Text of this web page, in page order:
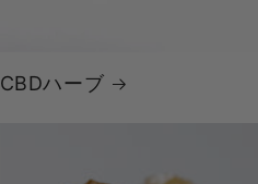
CBDハーブ